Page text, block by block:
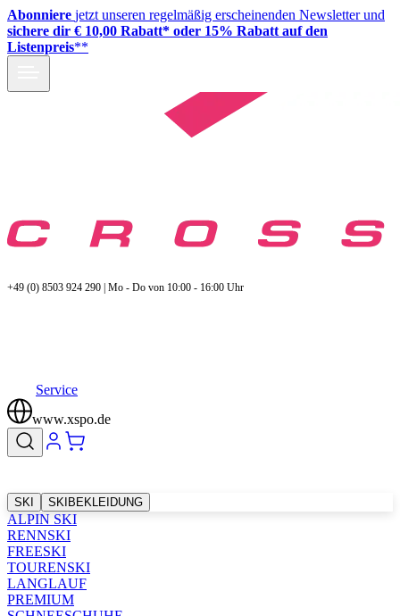
Abonniere jetzt unseren regelmäßig erscheinenden Newsletter und
sichere dir € 10,00 Rabatt* oder 15% Rabatt auf den
Listenpreis**
+49 (0) 8503 924 290 | Mo - Do von 10:00 - 16:00 Uhr
Service
www.xspo.de
SKI SKIBEKLEIDUNG
ALPIN SKI
RENNSKI
FREESKI
TOURENSKI
LANGLAUF
PREMIUM